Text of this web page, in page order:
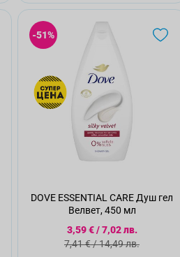
-51%
DOVE ESSENTIAL CARE Душ гел
Велвет, 450 мл
Специална цена
3,59 €/7,02 лв.
Стандартна цена
7,41 €/14,49 лв.